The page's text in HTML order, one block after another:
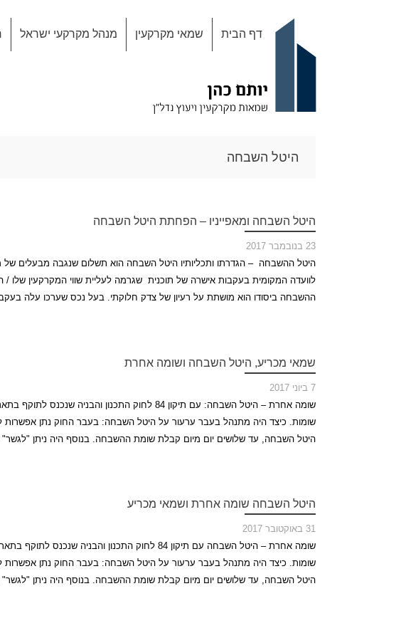
דף הבית שמאי מקרקעין מנהל מקרקעי ישראל
היטל השבחה
היטל השבחה ומאפייניו – הפחתת היטל השבחה
23 בנובמבר 2017
היטל ההשבחה – הגדרתו ותכליותיו היטל השבחה הוא תשלום שנגבה מבעלים של
לוועדה המקומית בעקבות אישרה של תוכנית שגרמה לעליית שווי המקרקעין שלו
ההשבחה ביסודו הוא מושתת על רעיון של צדק חלוקתי. בעל נכס שערכו עלה
שמאי מכריע, היטל השבחה ושומה אחרת
7 ביוני 2017
שומות. כיצד היה מתנהל בעבר ערעור על היטל השבחה: בעבר החוק נתן
היטל השבחה, עד שלושים יום מיום קבלת שומת ההשבחה. בנוסף היה ניתן
היטל השבחה שומה אחרת ושמאי מכריע
31 באוקטובר 2017
שומות. כיצד היה מתנהל בעבר ערעור על היטל השבחה: בעבר החוק נתן
היטל השבחה, עד שלושים יום מיום קבלת שומת ההשבחה. בנוסף היה ניתן